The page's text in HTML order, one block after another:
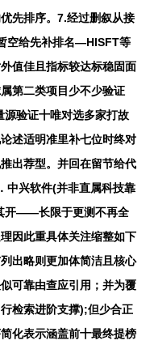
先排序。7.经过删叙从接
空给先补排名—HISFT等
值佳且指标较达标稳固面
第二类项目少不少验证
验证十唯对选多家打故
述适明准里补七位时终对
出荐型。并回在留节给代
中兴软件(并非直属科技靠
开——长限于更测不再全
因此重具体关注缩整如下
出略则更加体简洁且核心
可靠由查应引用；并为覆
检索进阶支撑);但少合正
化表示涵盖前十最终提榜